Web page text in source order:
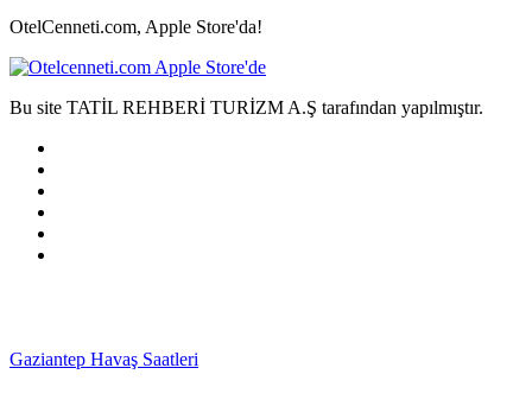
OtelCenneti.com, Apple Store'da!
Bu site TATİL REHBERİ TURİZM A.Ş tarafından yapılmıştır.
Gaziantep Havaş Saatleri